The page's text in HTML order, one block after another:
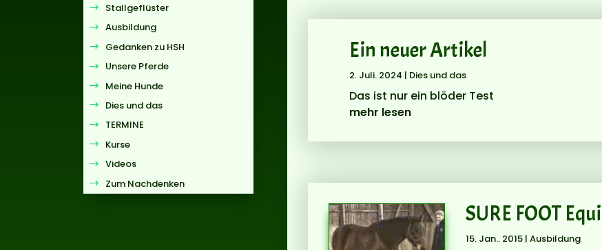
Stallgeflüster
Ausbildung
Gedanken zu HSH
Unsere Pferde
Meine Hunde
Dies und das
TERMINE
Kurse
Videos
Zum Nachdenken
Ein neuer Artikel
2. Juli. 2024 | Dies und das
Das ist nur ein blöder Test
mehr lesen
SURE FOOT
15. Jan.. 2015| Ausbildung